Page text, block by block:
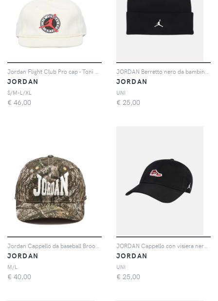
JORDAN
S/M-L/XL
€ 46,00
JORDAN
UNI
€ 25,00
JORDAN
M/L
€ 40,00
JORDAN
UNI
€ 25,00